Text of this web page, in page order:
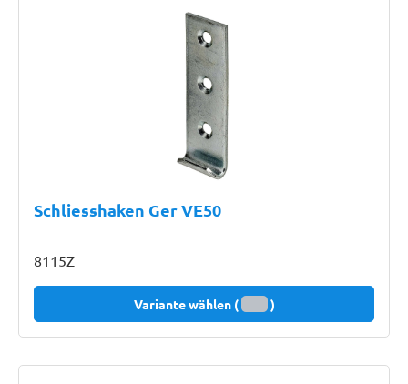
Schliesshaken Ger VE50
8115Z
Variante wählen ( )